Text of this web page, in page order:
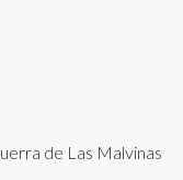
de Las Malvinas